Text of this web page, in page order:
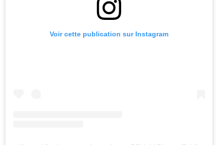
Voir cette publication sur Instagram